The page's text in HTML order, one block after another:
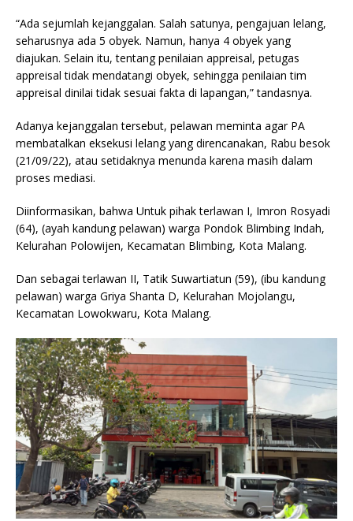
“Ada sejumlah kejanggalan. Salah satunya, pengajuan lelang,
seharusnya ada 5 obyek. Namun, hanya 4 obyek yang
diajukan. Selain itu, tentang penilaian appreisal, petugas
appreisal tidak mendatangi obyek, sehingga penilaian tim
appreisal dinilai tidak sesuai fakta di lapangan,” tandasnya.
Adanya kejanggalan tersebut, pelawan meminta agar PA
membatalkan eksekusi lelang yang direncanakan, Rabu besok
(21/09/22), atau setidaknya menunda karena masih dalam
proses mediasi.
Diinformasikan, bahwa Untuk pihak terlawan I, Imron Rosyadi
(64), (ayah kandung pelawan) warga Pondok Blimbing Indah,
Kelurahan Polowijen, Kecamatan Blimbing, Kota Malang.
Dan sebagai terlawan II, Tatik Suwartiatun (59), (ibu kandung
pelawan) warga Griya Shanta D, Kelurahan Mojolangu,
Kecamatan Lowokwaru, Kota Malang.